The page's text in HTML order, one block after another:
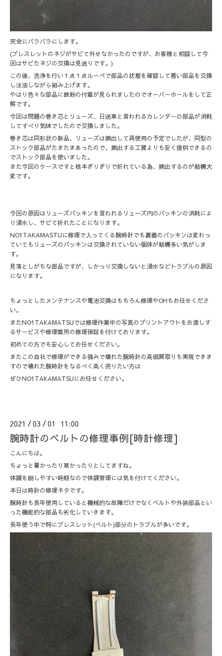
完全にバラバラにします。
(ブレスレットのネジがサビて外せなかったのですが、お客様と相談して今
回はサビたネジの交換は見送りです。)
この後、洗浄を行い１点１点ルーペで部品の状態を確認して悪い部品を交換
し注油しながら組み上げます。
やはり色々な部品に鉄粉の付着が見られましたのでオーバーホールをして正
解です。
今回は問題の巻き芯とリューズ、日送車と言われるカレンダーの部品が消耗
してすべり気味でしたので交換しました。
巻き芯は同形状の新品、リューズは摘出して再使用の予定でしたが、同型の
ストック部品がたまたまあったので、摘出する工賃よりも安く提供できるの
でストック部品を使いました。
また今回のケースですと根本ぎりぎりで折れている為、摘出するのが結構大
変です。
今回の原因はリューズパッキンを言われるリューズ内のパッキンの消耗によ
り浸水し、サビて折れたことになります。
NO1TAKAMASTUに修理で入ってくる腕時計でも裏蓋のパッキンは変わっ
ていてもリューズのパッキンは交換されていない個体が結構多い気がしま
す。
見落としがちな部品ですが、しかっり交換しないと浸水などトラブルの原因
になります。
ちょっとしたメンテナンスや電池交換はもちろん修理やOHもお任せくださ
い。
またNO1TAKAMATSUでは修理作業中の写真のプリントアウトをお渡しす
るサービスや修理箇所の修理保証を付けております。
初めての方でも安心してお任せください。
またこの自社で修理ができる強みで壊れた腕時計の高価買取りも実現できま
すので壊れた腕時計をなるべく高く売りたい方は
ぜひNO1TAKAMATSUにお任せください。
2021 /03 /01 11:00
腕時計のベルトの修理事例[時計修理]
こんにちは。
ちょっと暑かったり寒かったりとしてますね。
体調を崩しやすい時期なので体調管理には気を付けてください。
本日は時計の修理ネタです。
腕時計も長年使用していると機械的な故障だけでなくベルトや外装部品とい
った機能的な部品も劣化していきます。
長年使う中で特にブレスレット(ベルト)部分のトラブルが多いです。